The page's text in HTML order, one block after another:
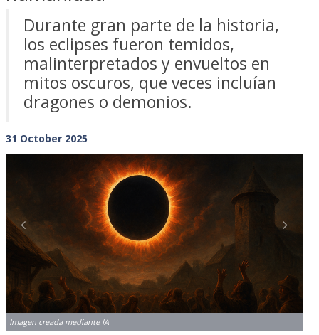
Durante gran parte de la historia,
los eclipses fueron temidos,
malinterpretados y envueltos en
mitos oscuros, que veces incluían
dragones o demonios.
31 October 2025
Imagen creada mediante IA